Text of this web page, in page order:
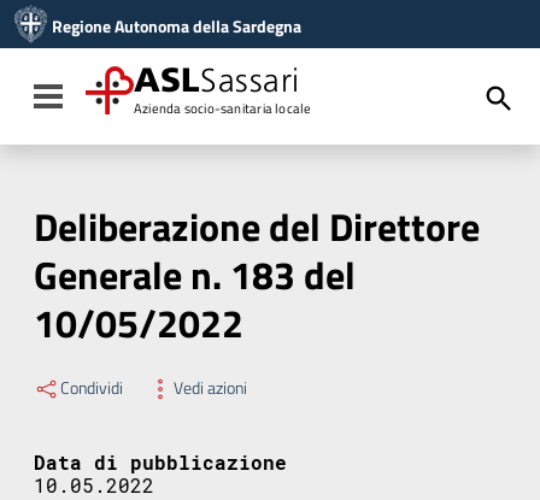
Vai al menu di navigazione
Vai al footer
Regione Autonoma della Sardegna
Toggle navigation
ASLSassari
Azienda socio-sanitaria locale
Deliberazione del Direttore
Generale n. 183 del
10/05/2022
Condividi Vedi azioni
Data di pubblicazione
10.05.2022